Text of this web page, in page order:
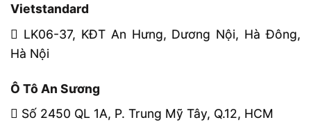
Vietstandard
LK06-37, KĐT An Hưng, Dương Nội, Hà Đông,
Hà Nội
Ô Tô An Sương
Số 2450 QL 1A, P. Trung Mỹ Tây, Q.12, HCM